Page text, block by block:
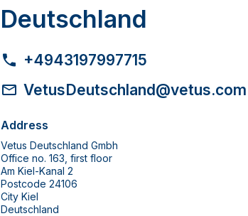
Deutschland
+4943197997715
VetusDeutschland@vetus.com
Address
Vetus Deutschland Gmbh
Office no. 163, first floor
Am Kiel-Kanal 2
Postcode 24106
City Kiel
Deutschland